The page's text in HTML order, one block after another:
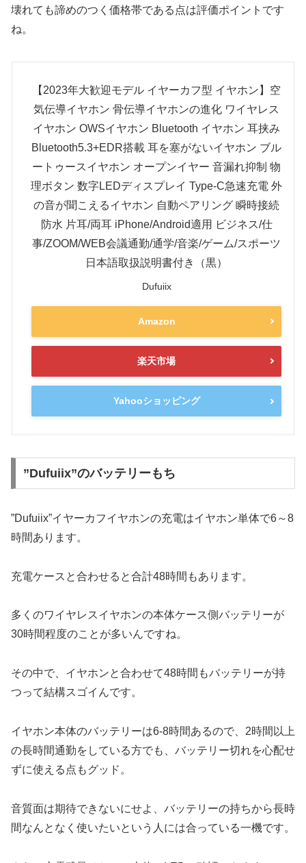
壊れても諦めのつく価格帯である点は評価ポイントです
ね。
【2023年大歓迎モデル イヤーカフ型 イヤホン】空
気伝導イヤホン 骨伝導イヤホンの進化 ワイヤレス
イヤホン OWSイヤホン Bluetooth イヤホン 耳挟み
Bluetooth5.3+EDR搭載 耳を塞がないイヤホン ブル
ートゥースイヤホン オープンイヤー 音漏れ抑制 物
理ボタン 数字LEDディスプレイ Type‐C急速充電 外
の音が聞こえるイヤホン 自動ペアリング 瞬時接続
防水 片耳/両耳 iPhone/Android適用 ビジネス/仕
事/ZOOM/WEB会議通勤/通学/音楽/ゲーム/スポーツ
日本語取扱説明書付き（黒）
Dufuiix
Amazon
楽天市場
Yahooショッピング
”Dufuiix”のバッテリーもち
”Dufuiix”イヤーカフイヤホンの充電はイヤホン単体で6～8
時間あります。
充電ケースと合わせると合計48時間もあります。
多くのワイヤレスイヤホンの本体ケース側バッテリーが
30時間程度のことが多いんですね。
その中で、イヤホンと合わせて48時間もバッテリーが持
つって結構スゴイんです。
イヤホン本体のバッテリーは6-8時間あるので、2時間以上
の長時間通勤をしている方でも、バッテリー切れを心配せ
ずに使える点もグッド。
音質面は期待できないにせよ、バッテリーの持ちから長時
間なんとなく使いたいという人には合っている一機です。